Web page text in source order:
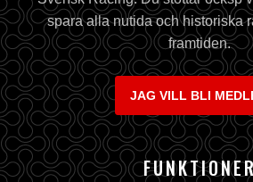
spara alla nutida och historiska
framtiden.
JAG VILL BLI